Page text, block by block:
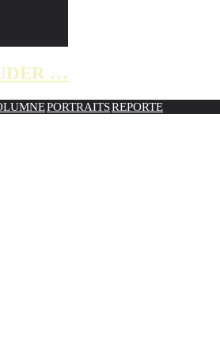
…
PORTRAITSREPORTE